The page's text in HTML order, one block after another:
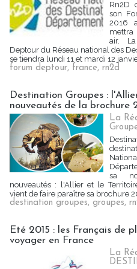
Rn2D
son
2016
mettra
air.
Deptour du Réseau national des
se tiendra lundi 11 et mardi 12
forum deptour, france, rn2d
Destination Groupes :
nouveautés de la brochure
La
sa
nouveautés : l'Allier et le
vient de faire paraître sa brochure
destination groupes, groupes,
Eté 2015 : les Français de
voyager en France
La